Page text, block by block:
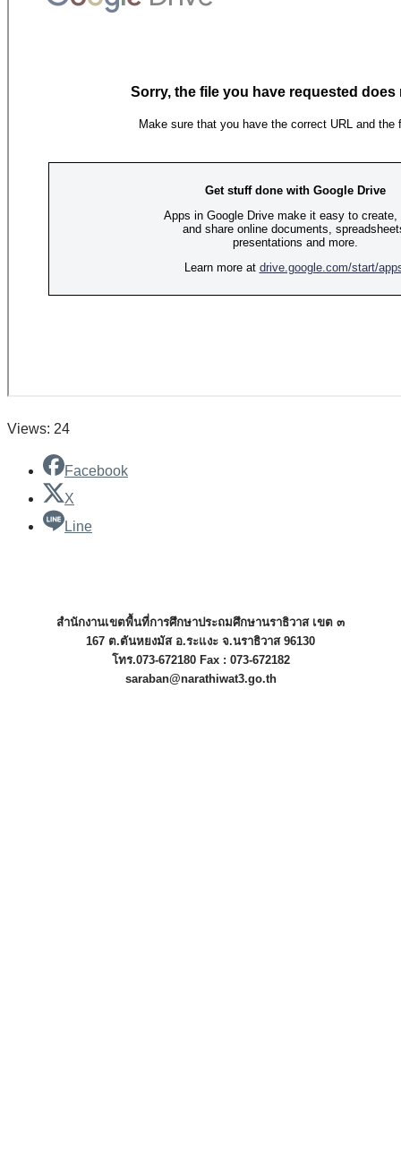
Views: 24
Facebook
X
Line
สำนักงานเขตพื้นที่การศึกษาประถมศึกษานราธิวาส เขต ๓
167 ต.ตันหยงมัส อ.ระแงะ จ.นราธิวาส 96130
โทร.073-672180 Fax : 073-672182
saraban@narathiwat3.go.th